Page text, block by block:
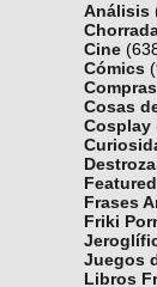
Análisis
Cine
Cómics
Compras
Cosas
Cosplay
Featured
Frases
Friki
Juegos
Libros